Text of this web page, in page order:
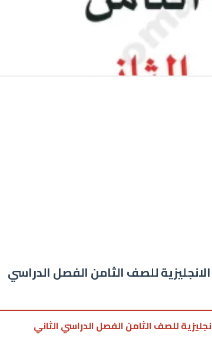
للصف الثامن الفصل الدراسي
للصف الثامن الفصل الدراسي الثاني